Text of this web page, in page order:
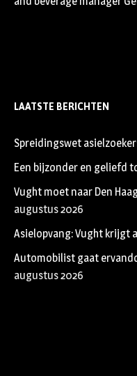
LAATSTE BERICHTEN
Spreidingswet
Een bijzonder en geliefd
Vught moet naar Den
augustus 2026
Asielopvang: Vught krijgt
Automobilist gaat
augustus 2026